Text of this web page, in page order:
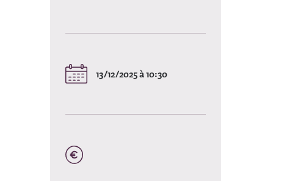
13/12/2025 à 10:30